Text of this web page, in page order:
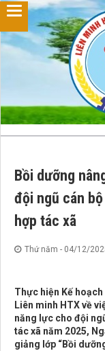
Bồi dưỡng
đội ngũ cán
hợp tác xã
Thứ năm - 04/12/
Thực hiện Kế
Liên minh HTX về
năng lực cho đội
tác xã năm 2025,
giảng lớp “Bồi